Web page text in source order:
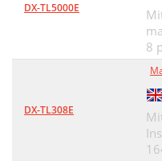
DX-TL5000E
8
DX-TL308E